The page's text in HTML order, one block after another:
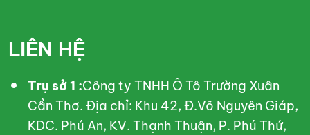
LIÊN HỆ
Trụ sở 1 :Công ty TNHH Ô Tô Trường Xuân
Cần Thơ. Địa chỉ: Khu 42, Đ.Võ Nguyên Giáp,
KDC. Phú An, KV. Thạnh Thuận, P. Phú Thứ,